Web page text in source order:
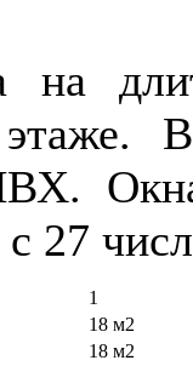
на
В
27
1
18 м2
18 м2